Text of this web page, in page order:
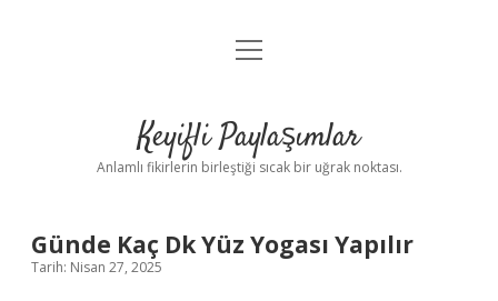
Anasayfa
Yasal Uyarı
menüyü
Keyifli Paylaşımlar
Anlamlı fikirlerin birleştiği sıcak bir uğrak noktası.
Günde Kaç Dk Yüz Yogası Yapılır
Tarih: Nisan 27, 2025